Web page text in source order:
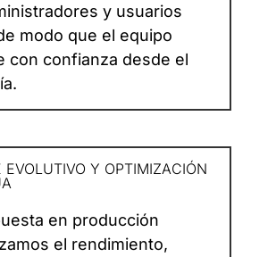
y usuarios
modo que el equipo
con confianza desde el
EVOLUTIVO Y OPTIMIZACIÓN
en producción
el rendimiento,